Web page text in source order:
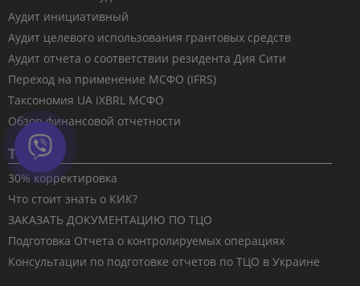
Аудит инициативный
Аудит целевого использования грантовых средств
Аудит отчета о соответствии резидента Дия Сити
Переход на применение МСФО (IFRS)
Таксономия UA iXBRL МСФО
Обзор финансовой отчетности
ТЦО
30% корректировка
Что стоит знать о КИК?
ЗАКАЗАТЬ ДОКУМЕНТАЦИЮ ПО ТЦО
Подготовка Отчета о контролируемых операциях
Консультации по подготовке отчетов по ТЦО в Украине